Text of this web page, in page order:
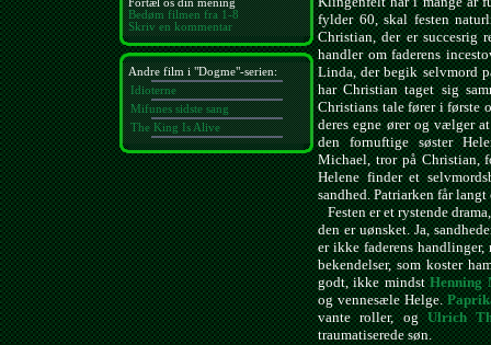
Fortæl os din mening
Bedøm filmen fra 1-8
Skriv en kommentar
Andre film i "Dogme"-serien:
Idioterne
Mifunes sidste sang
The King Is Alive
fylder 60, skal festen
Christian, der er succesrig
handler om faderens
Linda, der begik selvmord
har Christian taget sig
Christians tale fører i første
deres egne ører og vælger
den fornuftige søster
Michael, tror på Christian,
Helene finder et
sandhed. Patriarken får
Festen er et rystende
den er uønsket. Ja,
er ikke faderens
bekendelser, som koster
godt, ikke mindstHenning
og vennesæle Helge.
vante roller, ogUlrich
traumatiserede søn.